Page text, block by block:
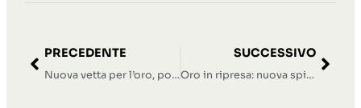
PRECEDENTE
Nuova vetta per l’oro, poi il ribasso: cosa succede nel mercato del bene rifugio
SUCCESSIVO
Oro in ripresa: nuova spinta dopo il calo di metà maggio